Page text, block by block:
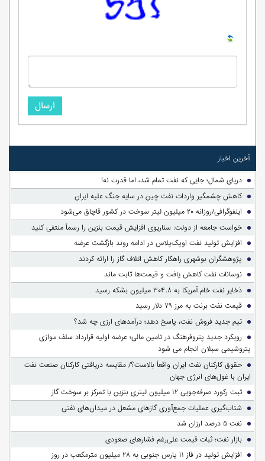
ارسال
آخرین اخبار
دریای شمال؛ جایی که نفت تمام شد، اما قدرت نه!
کاهش چشمگیر واردات نفت چین در سایه جنگ علیه ایران
اینفوگرافی/روزانه ۲۰ میلیون لیتر سوخت در کشور قاچاق می‌شود
خواست جامعه از دولت: سناریوی افزایش قیمت بنزین را رسماً منتفی کنید
افزایش تولید نفت اوپک‌پلاس در ادامه روند بازگشت عرضه
پژوهشگران بوشهری راهکار کاهش اتلاف گاز را ارائه کردند
نوسانات نفت کاهش یافت و قیمت‌ها ثابت ماند
ذخایر نفت خام آمریکا به ۳۰۴.۸ میلیون بشکه رسید
قیمت نفت برنت به مرز ۷۹ دلار رسید
تیم جدید فروش نفت، پاسخ دهد؛ درآمدهای ارزی چه شد؟
رویکرد جدید پتروفرهنگ در تامین مالی؛ عرضه اولیه قرارداد سلف موازی
پتروشیمی سبلان انجام می شود
حقوق کارکنان نفت ایران واقعاً بالاست؟/ مقایسه دریافتی کارکنان صنعت نفت
ایران با غول‌های انرژی جهان
ثبت رکورد صرفه‌جویی ۱۲ میلیون لیتری بنزین با تمرکز بر سوخت گاز
شتاب‌گیری عملیات جمع‌آوری گازهای مشعل در میدان‌های نفتی
نفت ۵ درصد ارزان شد
بازار نفت؛ ثبات قیمت علی‌رغم فشارهای صعودی
افزایش تولید در فاز ۱۱ پارس جنوبی به ۲۸ میلیون مترمکعب در روز